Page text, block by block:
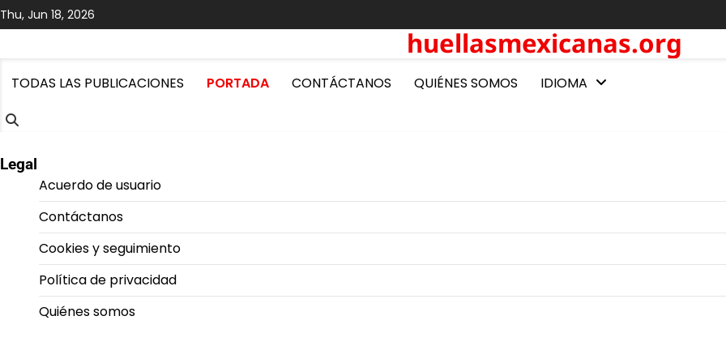
Skip
to
Thu, Jun 18, 2026
huellasmexicanas.org
TODAS LAS PUBLICACIONES PORTADA CONTÁCTANOS QUIÉNES SOMOS IDIOMA
Legal
Acuerdo de usuario
Contáctanos
Cookies y seguimiento
Política de privacidad
Quiénes somos